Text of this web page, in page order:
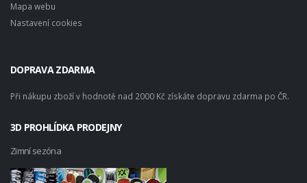
Mapa webu
Nastavení cookies
DOPRAVA ZDARMA
Při nákupu zboží v hodnotě nad 2000 Kč získáte dopravu zdarma po ČR.
3D PROHLÍDKA PRODEJNY
Zimní sezóna